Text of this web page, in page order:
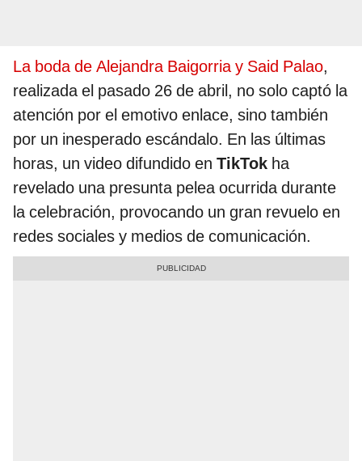
La boda de Alejandra Baigorria y Said Palao,
realizada el pasado 26 de abril, no solo captó la
atención por el emotivo enlace, sino también
por un inesperado escándalo. En las últimas
horas, un video difundido en TikTok ha
revelado una presunta pelea ocurrida durante
la celebración, provocando un gran revuelo en
redes sociales y medios de comunicación.